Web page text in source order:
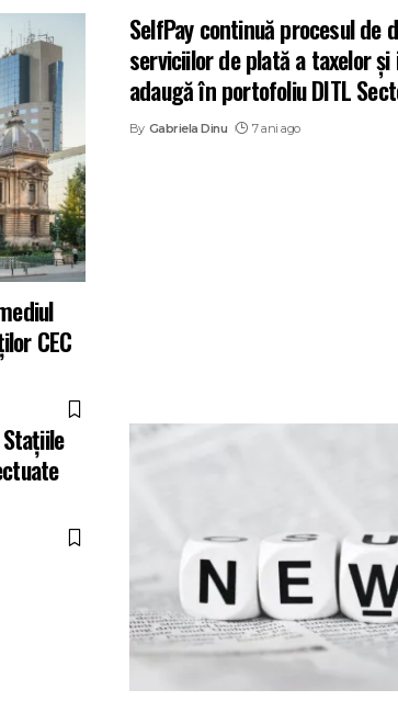
CEC
SelfPay continuă procesul de
serviciilor de plată a taxelor
adaugă în portofoliu DITL
By Gabriela Dinu 7 ani ago